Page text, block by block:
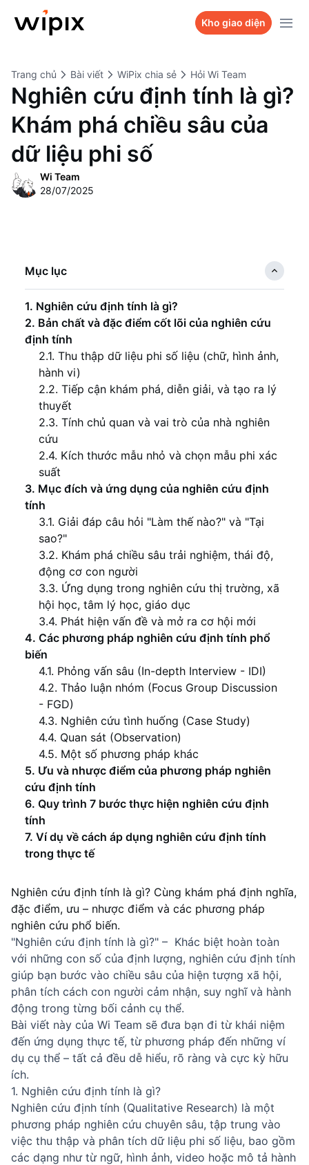
Kho giao diện
Sản phẩm
WiPix Landing page
WiPix Survey
WiPix Bio link
Bảng giá
Dự án
Hỏi Wi Team
Liên hệ
Trang chủ Bài viết WiPix chia sẻ Hỏi Wi Team
Nghiên cứu định tính là gì?
Khám phá chiều sâu của
dữ liệu phi số
Wi Team
28/07/2025
Mục lục
1. Nghiên cứu định tính là gì?
2. Bản chất và đặc điểm cốt lõi của nghiên cứu
định tính
2.1. Thu thập dữ liệu phi số liệu (chữ, hình ảnh,
hành vi)
2.2. Tiếp cận khám phá, diễn giải, và tạo ra lý
thuyết
2.3. Tính chủ quan và vai trò của nhà nghiên
cứu
2.4. Kích thước mẫu nhỏ và chọn mẫu phi xác
suất
3. Mục đích và ứng dụng của nghiên cứu định
tính
3.1. Giải đáp câu hỏi "Làm thế nào?" và "Tại
sao?"
3.2. Khám phá chiều sâu trải nghiệm, thái độ,
động cơ con người
3.3. Ứng dụng trong nghiên cứu thị trường, xã
hội học, tâm lý học, giáo dục
3.4. Phát hiện vấn đề và mở ra cơ hội mới
4. Các phương pháp nghiên cứu định tính phổ
biến
4.1. Phỏng vấn sâu (In-depth Interview - IDI)
4.2. Thảo luận nhóm (Focus Group Discussion
- FGD)
4.3. Nghiên cứu tình huống (Case Study)
4.4. Quan sát (Observation)
4.5. Một số phương pháp khác
5. Ưu và nhược điểm của phương pháp nghiên
cứu định tính
6. Quy trình 7 bước thực hiện nghiên cứu định
tính
7. Ví dụ về cách áp dụng nghiên cứu định tính
trong thực tế
Nghiên cứu định tính là gì? Cùng khám phá định nghĩa,
đặc điểm, ưu – nhược điểm và các phương pháp
nghiên cứu phổ biến.
"Nghiên cứu định tính là gì?" – Khác biệt hoàn toàn
với những con số của định lượng, nghiên cứu định tính
giúp bạn bước vào chiều sâu của hiện tượng xã hội,
phân tích cách con người cảm nhận, suy nghĩ và hành
động trong từng bối cảnh cụ thể.
Bài viết này của Wi Team sẽ đưa bạn đi từ khái niệm
đến ứng dụng thực tế, từ phương pháp đến những ví
dụ cụ thể – tất cả đều dễ hiểu, rõ ràng và cực kỳ hữu
ích.
1. Nghiên cứu định tính là gì?
Nghiên cứu định tính (Qualitative Research) là một
phương pháp nghiên cứu chuyên sâu, tập trung vào
việc thu thập và phân tích dữ liệu phi số liệu, bao gồm
các dạng như từ ngữ, hình ảnh, video hoặc mô tả hành